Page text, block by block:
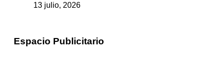
13 julio, 2026
Espacio Publicitario